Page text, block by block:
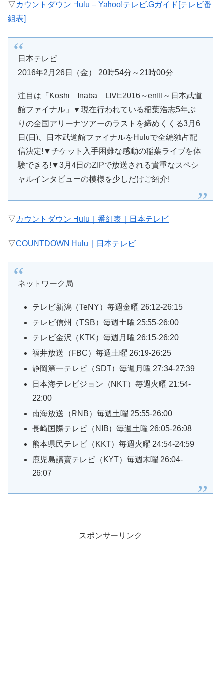
▽カウントダウン Hulu – Yahoo!テレビ.Gガイド[テレビ番
組表]
日本テレビ
2016年2月26日（金） 20時54分～21時00分
注目は「Koshi Inaba LIVE2016～enIII～日本武道
館ファイナル」▼現在行われている稲葉浩志5年ぶ
りの全国アリーナツアーのラストを締めくくる3月6
日(日)、日本武道館ファイナルをHuluで全編独占配
信決定!▼チケット入手困難な感動の稲葉ライブを体
験できる!▼3月4日のZIPで放送される貴重なスペシ
ャルインタビューの模様を少しだけご紹介!
▽カウントダウン Hulu｜番組表｜日本テレビ
▽COUNTDOWN Hulu｜日本テレビ
ネットワーク局
テレビ新潟（TeNY）毎週金曜 26:12-26:15
テレビ信州（TSB）毎週土曜 25:55-26:00
テレビ金沢（KTK）毎週月曜 26:15-26:20
福井放送（FBC）毎週土曜 26:19-26:25
静岡第一テレビ（SDT）毎週月曜 27:34-27:39
日本海テレビジョン（NKT）毎週火曜 21:54-
22:00
南海放送（RNB）毎週土曜 25:55-26:00
長崎国際テレビ（NIB）毎週土曜 26:05-26:08
熊本県民テレビ（KKT）毎週火曜 24:54-24:59
鹿児島讀賣テレビ（KYT）毎週木曜 26:04-
26:07
スポンサーリンク